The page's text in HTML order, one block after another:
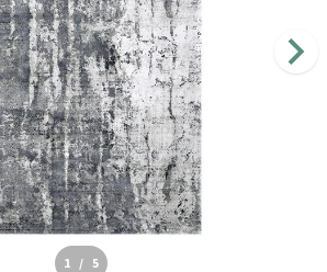
1 / 5